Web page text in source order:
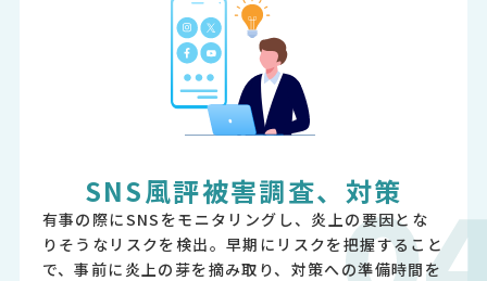
SNS風評被害調査、対策
有事の際にSNSをモニタリングし、炎上の要因とな
りそうなリスクを検出。早期にリスクを把握すること
で、事前に炎上の芽を摘み取り、対策への準備時間を